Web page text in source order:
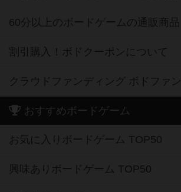
60分以上のボードゲームの通販商品
割引購入！ボドクーポンについて
クラウドファンディング ボドファン
おすすめボードゲーム
お気に入りボードゲーム TOP50
興味ありボードゲーム TOP50